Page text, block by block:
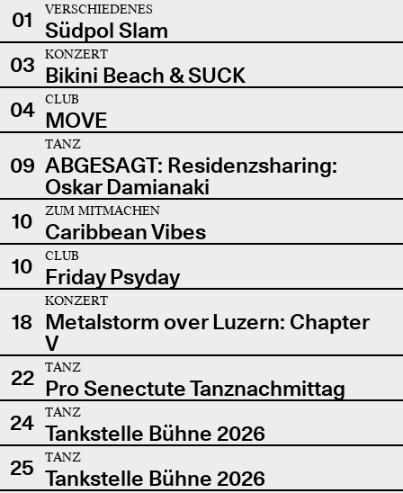
01
VERSCHIEDENES
Südpol Slam
03
KONZERT
Bikini Beach & SUCK
04
CLUB
MOVE
09
TANZ
ABGESAGT: Residenzsharing:
Oskar Damianaki
10
ZUM MITMACHEN
Caribbean Vibes
10
CLUB
Friday Psyday
18
KONZERT
Metalstorm over Luzern: Chapter
V
22
TANZ
Pro Senectute Tanznachmittag
24
TANZ
Tankstelle Bühne 2026
25
TANZ
Tankstelle Bühne 2026